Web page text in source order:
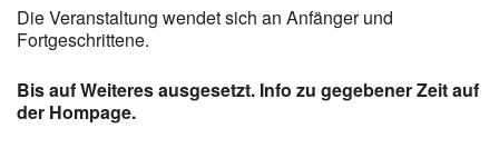
Die Veranstaltung wendet sich an Anfänger und
Fortgeschrittene.
Bis auf Weiteres ausgesetzt. Info zu gegebener Zeit auf
der Hompage.